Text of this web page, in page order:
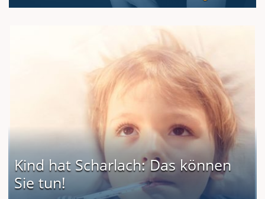
Kind hat Scharlach: Das können
Sie tun!